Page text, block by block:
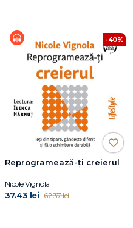
-40%
Reprogramează-ți creierul
Nicole Vignola
37.43 lei 62.37 lei